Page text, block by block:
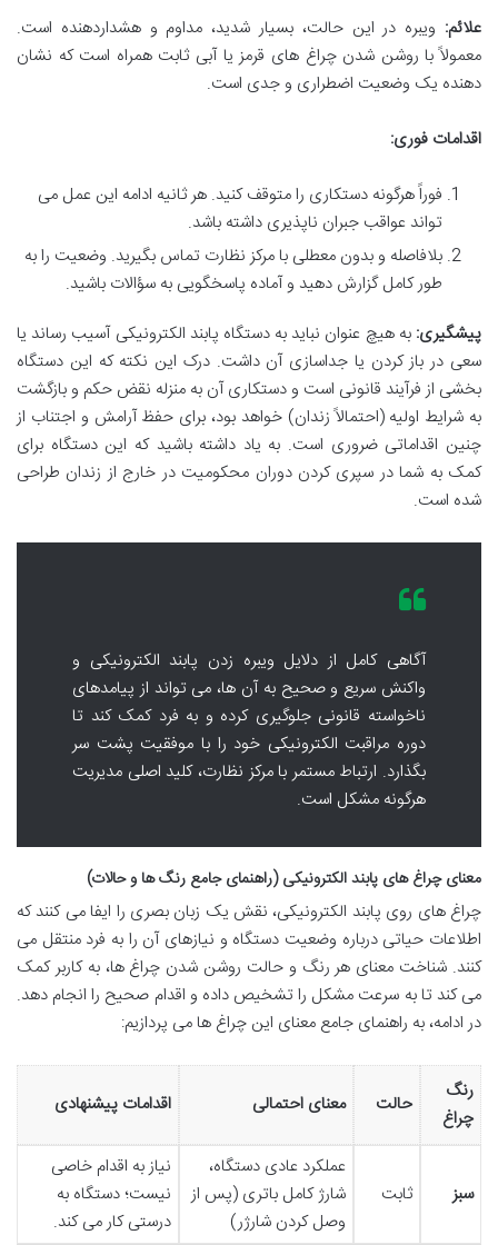
علائم: ویبره در این حالت، بسیار شدید، مداوم و هشداردهنده است.
معمولاً با روشن شدن چراغ های قرمز یا آبی ثابت همراه است که نشان
دهنده یک وضعیت اضطراری و جدی است.
اقدامات فوری:
فوراً هرگونه دستکاری را متوقف کنید. هر ثانیه ادامه این عمل می
تواند عواقب جبران ناپذیری داشته باشد.
بلافاصله و بدون معطلی با مرکز نظارت تماس بگیرید. وضعیت را به
طور کامل گزارش دهید و آماده پاسخگویی به سؤالات باشید.
پیشگیری: به هیچ عنوان نباید به دستگاه پابند الکترونیکی آسیب رساند یا
سعی در باز کردن یا جداسازی آن داشت. درک این نکته که این دستگاه
بخشی از فرآیند قانونی است و دستکاری آن به منزله نقض حکم و بازگشت
به شرایط اولیه (احتمالاً زندان) خواهد بود، برای حفظ آرامش و اجتناب از
چنین اقداماتی ضروری است. به یاد داشته باشید که این دستگاه برای
کمک به شما در سپری کردن دوران محکومیت در خارج از زندان طراحی
شده است.
آگاهی کامل از دلایل ویبره زدن پابند الکترونیکی و
واکنش سریع و صحیح به آن ها، می تواند از پیامدهای
ناخواسته قانونی جلوگیری کرده و به فرد کمک کند تا
دوره مراقبت الکترونیکی خود را با موفقیت پشت سر
بگذارد. ارتباط مستمر با مرکز نظارت، کلید اصلی مدیریت
هرگونه مشکل است.
معنای چراغ های پابند الکترونیکی (راهنمای جامع رنگ ها و حالات)
چراغ های روی پابند الکترونیکی، نقش یک زبان بصری را ایفا می کنند که
اطلاعات حیاتی درباره وضعیت دستگاه و نیازهای آن را به فرد منتقل می
کنند. شناخت معنای هر رنگ و حالت روشن شدن چراغ ها، به کاربر کمک
می کند تا به سرعت مشکل را تشخیص داده و اقدام صحیح را انجام دهد.
در ادامه، به راهنمای جامع معنای این چراغ ها می پردازیم:
رنگ
چراغ
حالت معنای احتمالی اقدامات پیشنهادی
سبز ثابت
عملکرد عادی دستگاه،
شارژ کامل باتری (پس از
وصل کردن شارژر)
نیاز به اقدام خاصی
نیست؛ دستگاه به
درستی کار می کند.